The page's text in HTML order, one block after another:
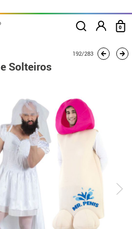
0
Grupo Despedida de Solteiros
192/283
Solteiros